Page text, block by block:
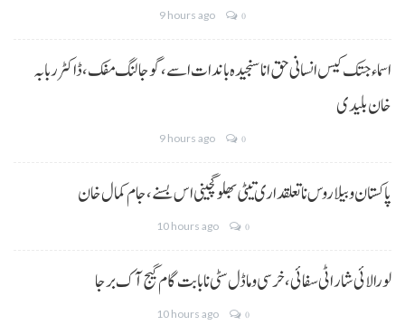
9 hours ago 0
اسماء جتک کیس انسانی حق انا سنجیدہ باندات اسے، گوجالنگ مفک،ڈاکٹر ربابہ
خان بلیدی
9 hours ago 0
پاکستان و بیلاروس نا تعلقداری تیٹی بھلو گچینی اس بسنے، جام کمال خان
10 hours ago 0
لورالائی شار اٹی سفائی، خرسی و ماڈل سٹی نا بابت گام گیج آک برجا
10 hours ago 0